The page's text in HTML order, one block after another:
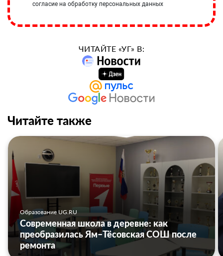
согласие на обработку персональных данных
ЧИТАЙТЕ «УГ» В:
Читайте также
Образование UG.RU
Современная школа в деревне: как
преобразилась Ям–Тёсовская СОШ после
ремонта